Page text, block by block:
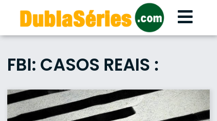
content
FBI: CASOS REAIS :